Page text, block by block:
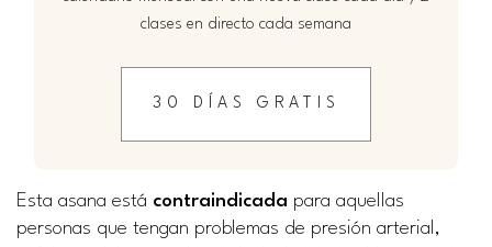
clases en directo cada semana
30 DÍAS GRATIS
Esta asana está contraindicada para aquellas
personas que tengan problemas de presión arterial,